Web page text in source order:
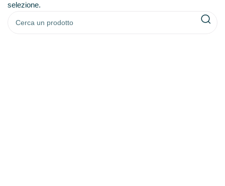
selezione.